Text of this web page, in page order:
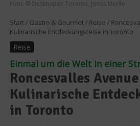
Foto: © Destination Toronto, Jonas Merlin
Start / Gastro & Gourmet / Reise /
Kulinarische Entdeckungsreise in Toronto
Reise
Einmal um die Welt in einer
Roncesvalles
Kulinarische
in Toronto